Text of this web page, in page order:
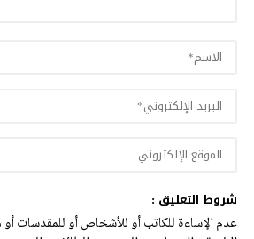
شروط التعليق :
عدم الإساءة للكاتب أو للأشخاص أو للمقدسات أو